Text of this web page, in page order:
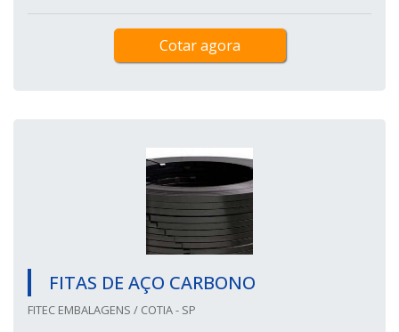
Cotar agora
FITAS DE AÇO CARBONO
FITEC EMBALAGENS / COTIA - SP